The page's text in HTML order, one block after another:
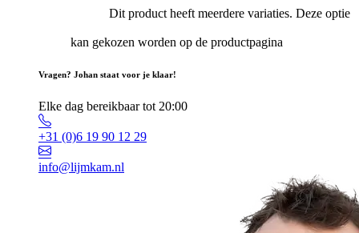
Dit product heeft meerdere variaties. Deze optie
kan gekozen worden op de productpagina
Vragen? Johan staat voor je klaar!
Elke dag bereikbaar tot 20:00
+31 (0)6 19 90 12 29
info@lijmkam.nl